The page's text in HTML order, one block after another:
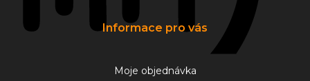
Informace pro vás
Moje objednávka